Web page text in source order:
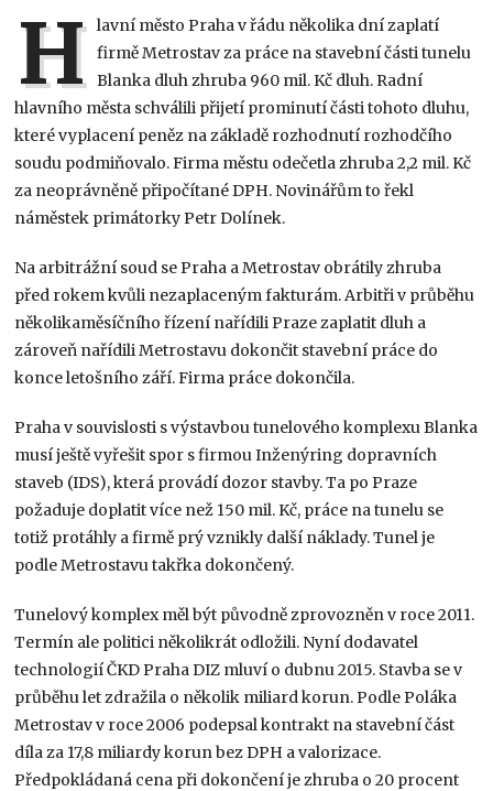
H lavní město Praha v řádu několika dní zaplatí
firmě Metrostav za práce na stavební části tunelu
Blanka dluh zhruba 960 mil. Kč dluh. Radní
hlavního města schválili přijetí prominutí části tohoto dluhu,
které vyplacení peněz na základě rozhodnutí rozhodčího
soudu podmiňovalo. Firma městu odečetla zhruba 2,2 mil. Kč
za neoprávněně připočítané DPH. Novinářům to řekl
náměstek primátorky Petr Dolínek.
Na arbitrážní soud se Praha a Metrostav obrátily zhruba
před rokem kvůli nezaplaceným fakturám. Arbitři v průběhu
několikaměsíčního řízení nařídili Praze zaplatit dluh a
zároveň nařídili Metrostavu dokončit stavební práce do
konce letošního září. Firma práce dokončila.
Praha v souvislosti s výstavbou tunelového komplexu Blanka
musí ještě vyřešit spor s firmou Inženýring dopravních
staveb (IDS), která provádí dozor stavby. Ta po Praze
požaduje doplatit více než 150 mil. Kč, práce na tunelu se
totiž protáhly a firmě prý vznikly další náklady. Tunel je
podle Metrostavu takřka dokončený.
Tunelový komplex měl být původně zprovozněn v roce 2011.
Termín ale politici několikrát odložili. Nyní dodavatel
technologií ČKD Praha DIZ mluví o dubnu 2015. Stavba se v
průběhu let zdražila o několik miliard korun. Podle Poláka
Metrostav v roce 2006 podepsal kontrakt na stavební část
díla za 17,8 miliardy korun bez DPH a valorizace.
Předpokládaná cena při dokončení je zhruba o 20 procent